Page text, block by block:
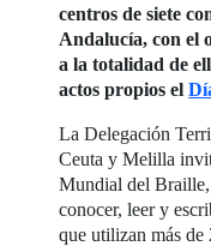
centros de siete
Andalucía, con el
a la totalidad de
actos propios el
La Delegación
Ceuta y Melilla
Mundial del Braille,
conocer, leer y
que utilizan más de